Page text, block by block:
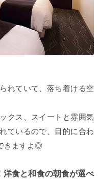
れていて、落ち着ける空
クス、スイートと雰囲気
ているので、目的に合わ
きますよ◎
洋食と和食の朝食が選べ